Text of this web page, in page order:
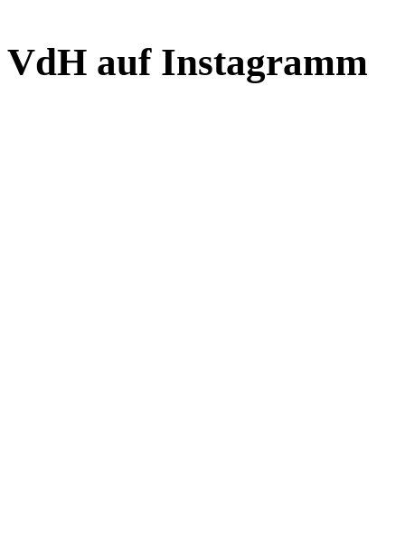
VdH auf Instagramm